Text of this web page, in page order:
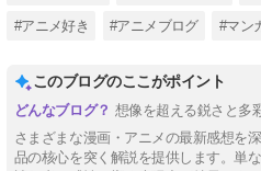
#アニメ好き #アニメブログ #マン
このブログのここがポイント
想像を超える鋭さと多
さまざまな漫画・アニメの最新感想を
品の核心を突く解説を提供します。単